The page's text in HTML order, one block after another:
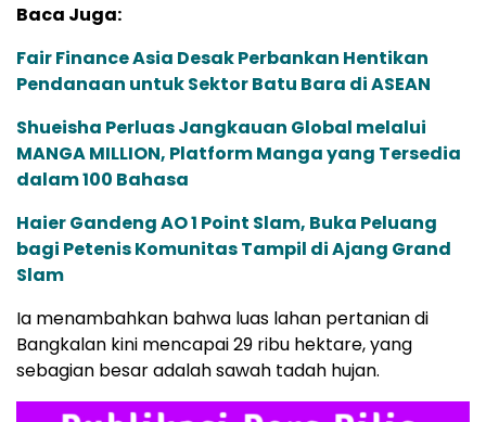
Baca Juga:
Fair Finance Asia Desak Perbankan Hentikan
Pendanaan untuk Sektor Batu Bara di ASEAN
Shueisha Perluas Jangkauan Global melalui
MANGA MILLION, Platform Manga yang Tersedia
dalam 100 Bahasa
Haier Gandeng AO 1 Point Slam, Buka Peluang
bagi Petenis Komunitas Tampil di Ajang Grand
Slam
Ia menambahkan bahwa luas lahan pertanian di
Bangkalan kini mencapai 29 ribu hektare, yang
sebagian besar adalah sawah tadah hujan.